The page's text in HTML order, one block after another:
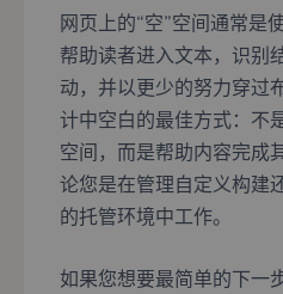
网页上的“空”空间通常是
帮助读者进入文本，识别
动，并以更少的努力穿过
计中空白的最佳方式：不
空间，而是帮助内容完
论您是在管理自定义构建
的托管环境中工作。
如果您想要最简单的下一